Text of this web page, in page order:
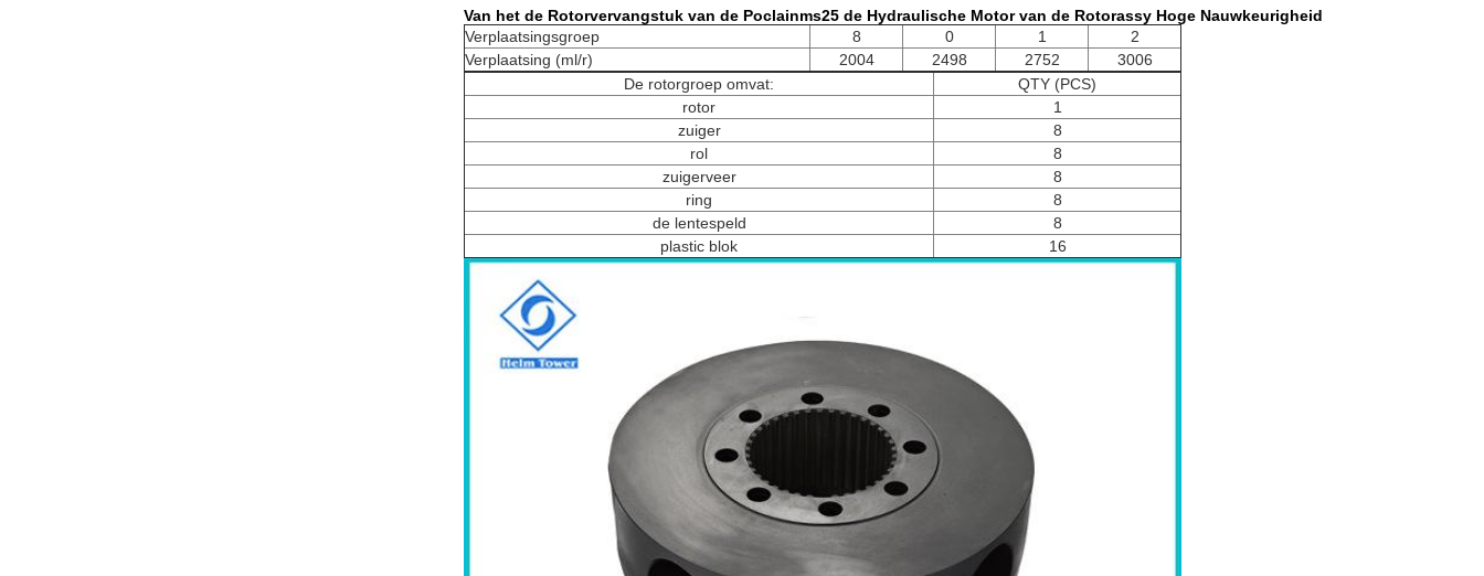
Van het de Rotorvervangstuk van de Poclainms25 de Hydraulische Motor van de Rotorassy Hoge Nauwkeurigheid
Verplaatsingsgroep
8 0 1
2
Verplaatsing (ml/r)
2004 2498 2752
3006
De rotorgroep omvat:
QTY (PCS)
rotor
1
zuiger
8
rol
8
zuigerveer
8
ring
8
de lentespeld
8
plastic blok
16